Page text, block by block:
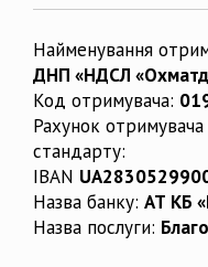
Найменування
ДНП «НДСЛ
Код отримувача:
Рахунок
стандарту:
IBAN
Назва банку: АТ КБ
Назва послуги: